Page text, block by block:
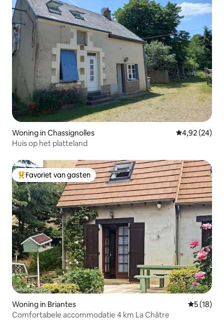
Woning in Chassignolles Gemiddelde
4,92 (24)
Huis op het platteland
Topfavoriet van gasten
Favoriet van gasten
Woning in Briantes
5 (18)
Comfortabele accommodatie 4 km La Châtre